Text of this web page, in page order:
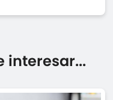
interesar...